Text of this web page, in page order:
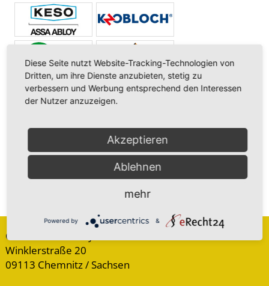
Gruß Sicherheitssysteme GmbH
Winklerstraße 20
09113 Chemnitz / Sachsen
Diese Seite nutzt Website-Tracking-Technologien von
Dritten, um ihre Dienste anzubieten, stetig zu
verbessern und Werbung entsprechend den Interessen
der Nutzer anzuzeigen.
Akzeptieren
Ablehnen
mehr
Powered by &